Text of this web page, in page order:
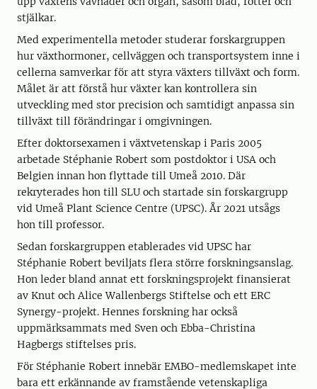
stjälkar.
Med experimentella metoder studerar forskargruppen
hur växthormoner, cellväggen och transportsystem inne i
cellerna samverkar för att styra växters tillväxt och form.
Målet är att förstå hur växter kan kontrollera sin
utveckling med stor precision och samtidigt anpassa sin
tillväxt till förändringar i omgivningen.
Efter doktorsexamen i växtvetenskap i Paris 2005
arbetade Stéphanie Robert som postdoktor i USA och
Belgien innan hon flyttade till Umeå 2010. Där
rekryterades hon till SLU och startade sin forskargrupp
vid Umeå Plant Science Centre (UPSC). År 2021 utsågs
hon till professor.
Sedan forskargruppen etablerades vid UPSC har
Stéphanie Robert beviljats flera större forskningsanslag.
Hon leder bland annat ett forskningsprojekt finansierat
av Knut och Alice Wallenbergs Stiftelse och ett ERC
Synergy-projekt. Hennes forskning har också
uppmärksammats med Sven och Ebba-Christina
Hagbergs stiftelses pris.
För Stéphanie Robert innebär EMBO-medlemskapet inte
bara ett erkännande av framstående vetenskapliga